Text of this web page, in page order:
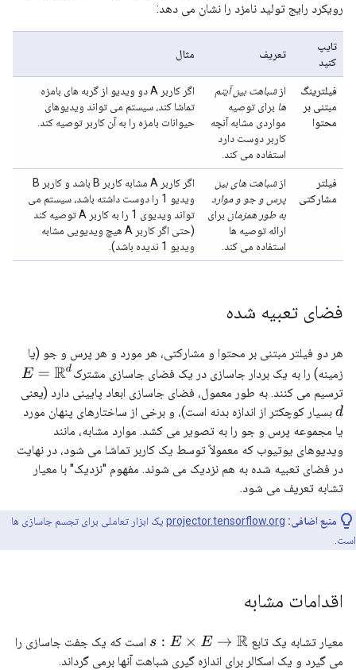
رویکرد رایج تولید نامزد را نشان می دهد:
تایپ
کنید
تعریف مثال
فیلترینگ
مبتنی بر
محتوا
ازشباهت بین آیتم
ها برای توصیه
مواردی مشابه آنچه
کاربر دوست دارد
استفاده می کند.
اگر کاربر A دو ویدیو از گربه های بامزه
تماشا کند، سیستم می تواند ویدیوهای
حیوانات بامزه را به آن کاربر توصیه کند.
فیلتر
مشارکتی
ازشباهت های بین
پرس و جو و موارد
به طور همزمان
برای
ارائه توصیه ها
استفاده می کند.
اگر کاربر A مشابه کاربر B باشد و کاربر B
ویدیو 1 را دوست داشته باشد، سیستم می
تواند ویدیوی 1 را به کاربر A توصیه کند
(حتی اگر کاربر A هیچ ویدیویی مشابه
ویدیو 1 ندیده باشد).
فضای تعبیه شده
هر دو فیلتر مبتنی بر محتوا و مشارکتی، هر مورد و هر پرس و جو (یا
زمینه) را به یک بردار جاسازی در یک فضای جاسازی مشترک
E= Rd
ترسیم می کنند. به طور معمول، فضای جاسازی ابعاد پایینی دارد (یعنی
d بسیار کوچکتر از اندازه بدنه است)، و برخی از ساختارهای پنهان مورد
یا مجموعه پرس و جو را به تصویر می کشد. موارد مشابه، مانند
ویدیوهای یوتیوب که معمولاً توسط یک کاربر تماشا می شود، در نهایت
در فضای تعبیه شده به هم نزدیک می شوند. مفهوم "نزدیک" با معیار
تشابه تعریف می شود.
منبع اضافی: projector.tensorflow.org یک ابزار تعاملی برای تجسم جاسازی ها
است.
اقدامات مشابه
معیار تشابه یک تابع s: E ×E→R
است که یک جفت جاسازی را
می گیرد و یک اسکالر برای اندازه گیری شباهت آنها برمی گرداند.